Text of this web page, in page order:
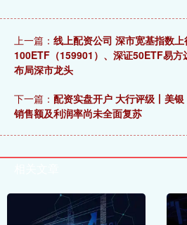
上一篇： 线上配资公司 深市宽基指数
100ETF（159901）、深证50ETF易
布局深市龙头
下一篇： 配资实盘开户 大行评级丨美
销售额及利润率尚未全面复苏